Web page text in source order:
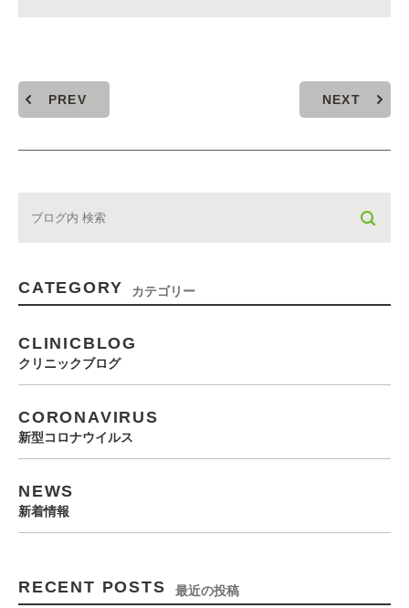
PREV NEXT
CATEGORY カテゴリー
CLINICBLOG
クリニックブログ
CORONAVIRUS
新型コロナウイルス
NEWS
新着情報
RECENT POSTS 最近の投稿